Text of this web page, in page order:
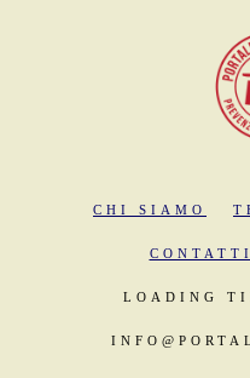
CHI SIAMO
CONTATTI
LOADING